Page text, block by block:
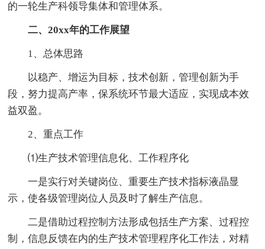
的一轮生产科领导集体和管理体系。
二、20xx年的工作展望
1、总体思路
以稳产、增运为目标，技术创新，管理创新为手
段，努力提高产率，保系统环节最大适应，实现成本效
益双盈。
2、重点工作
⑴生产技术管理信息化、工作程序化
一是实行对关键岗位、重要生产技术指标液晶显
示，使各级管理岗位人员及时了解生产信息。
二是借助过程控制方法形成包括生产方案、过程控
制，信息反馈在内的生产技术管理程序化工作法，对精